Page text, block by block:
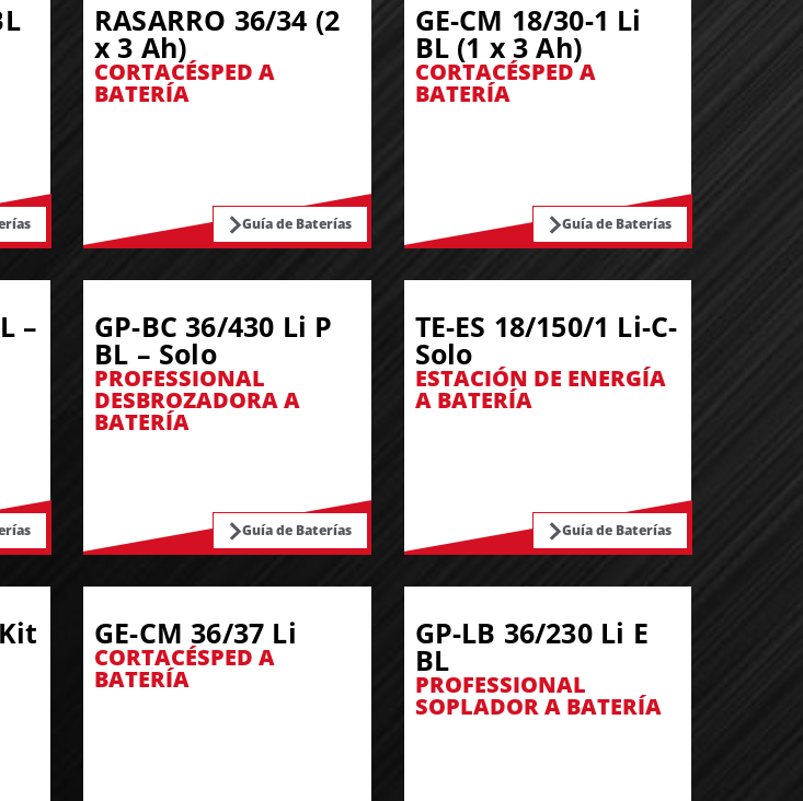
RASARRO 36/34 (2
x 3 Ah)
CORTACÉSPED A
BATERÍA
Guía de Baterías
GE-CM 18/30-1 Li
BL (1 x 3 Ah)
CORTACÉSPED A
BATERÍA
Guía de Baterías
– GP-BC 36/430 Li P
BL – Solo
PROFESSIONAL
DESBROZADORA A
BATERÍA
Guía de Baterías
TE-ES 18/150/1 Li-C-
Solo
ESTACIÓN DE ENERGÍA
A BATERÍA
Guía de Baterías
GE-CM 36/37 Li
CORTACÉSPED A
BATERÍA
GP-LB 36/230 Li E
BL
PROFESSIONAL
SOPLADOR A BATERÍA